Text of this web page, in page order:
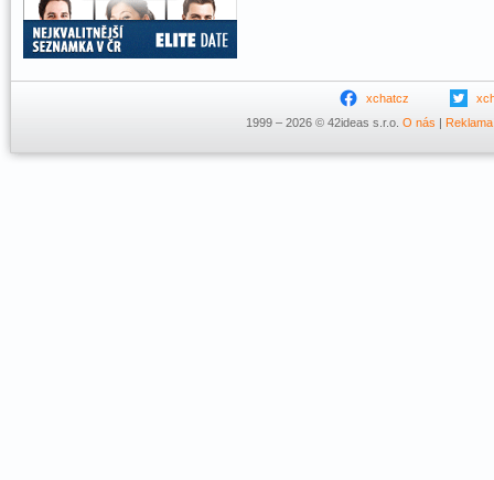
xchatcz
1999 – 2026 © 42ideas s.r.o. O nás | Reklama